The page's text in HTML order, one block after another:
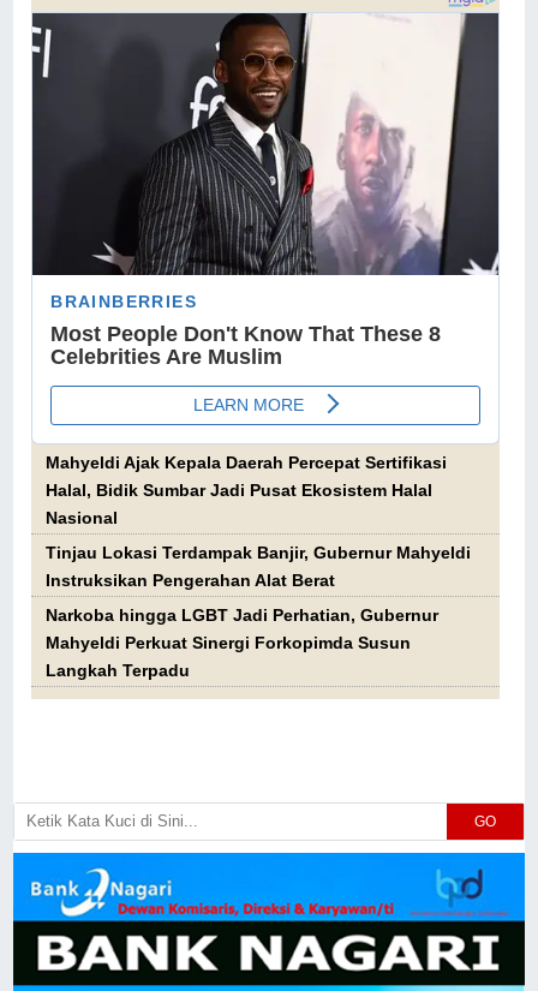
Mahyeldi Ajak Kepala Daerah Percepat Sertifikasi
Halal, Bidik Sumbar Jadi Pusat Ekosistem Halal
Nasional
Tinjau Lokasi Terdampak Banjir, Gubernur Mahyeldi
Instruksikan Pengerahan Alat Berat
Narkoba hingga LGBT Jadi Perhatian, Gubernur
Mahyeldi Perkuat Sinergi Forkopimda Susun
Langkah Terpadu
GO